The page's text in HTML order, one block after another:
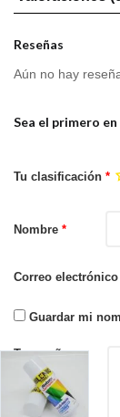
Reseñas
Aún no hay
Sea el primero en
Tu clasificación *
Tu reseña
Nombre *
Correo electrónico
Guardar mi